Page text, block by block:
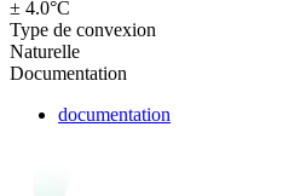
± 4.0°C
Type de convexion
Naturelle
Documentation
documentation